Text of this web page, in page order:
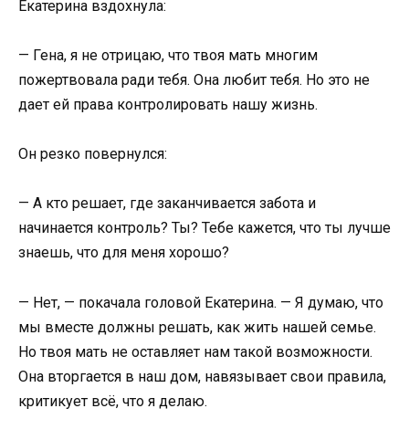
Екатерина вздохнула:
— Гена, я не отрицаю, что твоя мать многим
пожертвовала ради тебя. Она любит тебя. Но это не
дает ей права контролировать нашу жизнь.
Он резко повернулся:
— А кто решает, где заканчивается забота и
начинается контроль? Ты? Тебе кажется, что ты лучше
знаешь, что для меня хорошо?
— Нет, — покачала головой Екатерина. — Я думаю, что
мы вместе должны решать, как жить нашей семье.
Но твоя мать не оставляет нам такой возможности.
Она вторгается в наш дом, навязывает свои правила,
критикует всё, что я делаю.